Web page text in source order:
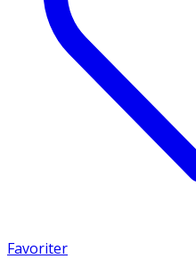
Favoriter